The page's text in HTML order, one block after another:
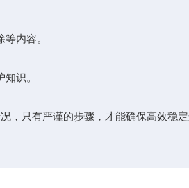
内容。
识。
只有严谨的步骤，才能确保高效稳定